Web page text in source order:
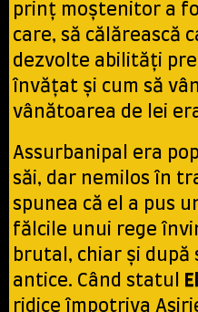
prinț moștenitor a
care, să călărească
dezvolte abilități
învățat și cum să
vânătoarea de lei
Assurbanipal era
săi, dar nemilos în
spunea că el a pus
fălcile unui rege
brutal, chiar și după
antice. Când statul
ridice împotriva